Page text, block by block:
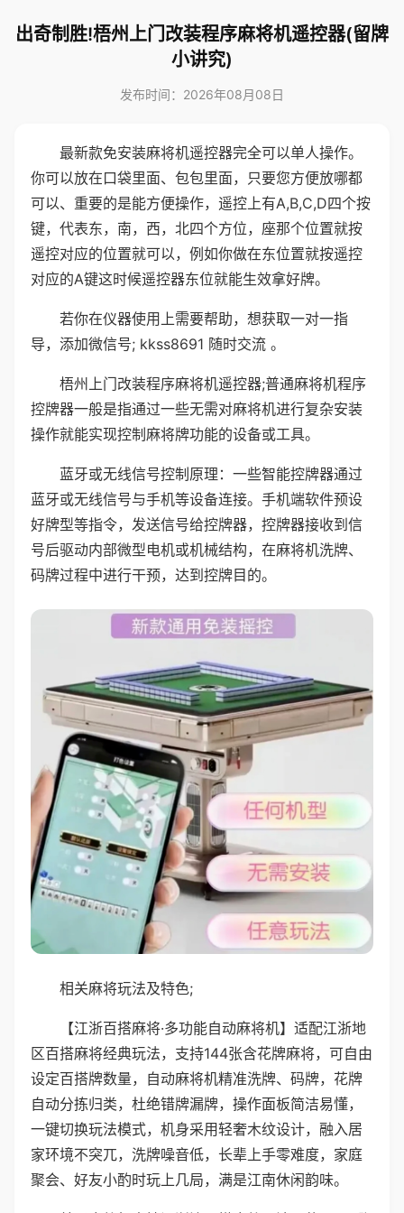
出奇制胜!梧州上门改装程序麻将机遥控器(留牌
小讲究)
发布时间：2026年08月08日
最新款免安装麻将机遥控器完全可以单人操作。
你可以放在口袋里面、包包里面，只要您方便放哪都
可以、重要的是能方便操作，遥控上有A,B,C,D四个按
键，代表东，南，西，北四个方位，座那个位置就按
遥控对应的位置就可以，例如你做在东位置就按遥控
对应的A键这时候遥控器东位就能生效拿好牌。
若你在仪器使用上需要帮助，想获取一对一指
导，添加微信号; kkss8691 随时交流 。
梧州上门改装程序麻将机遥控器;普通麻将机程序
控牌器一般是指通过一些无需对麻将机进行复杂安装
操作就能实现控制麻将牌功能的设备或工具。
蓝牙或无线信号控制原理：一些智能控牌器通过
蓝牙或无线信号与手机等设备连接。手机端软件预设
好牌型等指令，发送信号给控牌器，控牌器接收到信
号后驱动内部微型电机或机械结构，在麻将机洗牌、
码牌过程中进行干预，达到控牌目的。
相关麻将玩法及特色;
【江浙百搭麻将·多功能自动麻将机】适配江浙地
区百搭麻将经典玩法，支持144张含花牌麻将，可自由
设定百搭牌数量，自动麻将机精准洗牌、码牌，花牌
自动分拣归类，杜绝错牌漏牌，操作面板简洁易懂，
一键切换玩法模式，机身采用轻奢木纹设计，融入居
家环境不突兀，洗牌噪音低，长辈上手零难度，家庭
聚会、好友小酌时玩上几局，满是江南休闲韵味。